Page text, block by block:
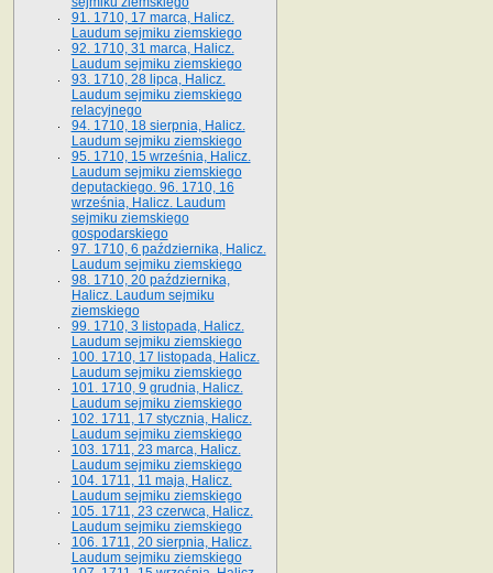
91. 1710, 17 marca, Halicz.
Laudum sejmiku ziemskiego
92. 1710, 31 marca, Halicz.
Laudum sejmiku ziemskiego
93. 1710, 28 lipca, Halicz.
Laudum sejmiku ziemskiego
relacyjnego
94. 1710, 18 sierpnia, Halicz.
Laudum sejmiku ziemskiego
95. 1710, 15 września, Halicz.
Laudum sejmiku ziemskiego
deputackiego. 96. 1710, 16
września, Halicz. Laudum
sejmiku ziemskiego
gospodarskiego
97. 1710, 6 października, Halicz.
Laudum sejmiku ziemskiego
98. 1710, 20 października,
Halicz. Laudum sejmiku
ziemskiego
99. 1710, 3 listopada, Halicz.
Laudum sejmiku ziemskiego
100. 1710, 17 listopada, Halicz.
Laudum sejmiku ziemskiego
101. 1710, 9 grudnia, Halicz.
Laudum sejmiku ziemskiego
102. 1711, 17 stycznia, Halicz.
Laudum sejmiku ziemskiego
103. 1711, 23 marca, Halicz.
Laudum sejmiku ziemskiego
104. 1711, 11 maja, Halicz.
Laudum sejmiku ziemskiego
105. 1711, 23 czerwca, Halicz.
Laudum sejmiku ziemskiego
106. 1711, 20 sierpnia, Halicz.
Laudum sejmiku ziemskiego